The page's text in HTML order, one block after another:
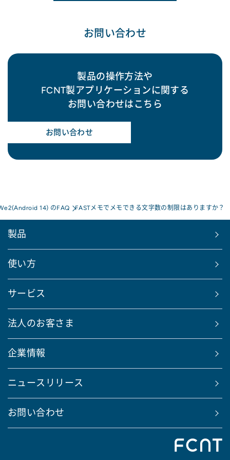
お問い合わせ
製品の操作方法や
FCNT製アプリケーションに関する
お問い合わせはこちら
お問い合わせ
14) のFAQ FASTメモでメモできる文字数の制限はありますか？
製品
使い方
サービス
法人のお客さま
企業情報
ニュースリリース
お問い合わせ